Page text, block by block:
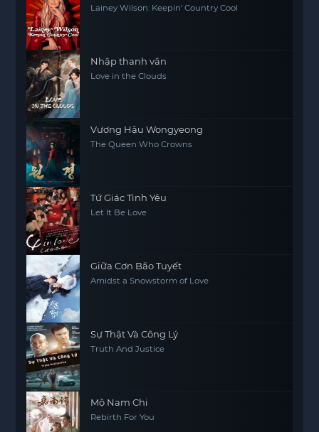
Lainey Wilson: Keepin' Country Cool
Nhập thanh vân
Love in the Clouds
Vương Hậu Wongyeong
The Queen Who Crowns
Tứ Giác Tình Yêu
Let It Be Love
Giữa Cơn Bão Tuyết
Amidst a Snowstorm of Love
Sự Thật Và Công Lý
Truth And Justice
Mộ Nam Chi
Rebirth For You